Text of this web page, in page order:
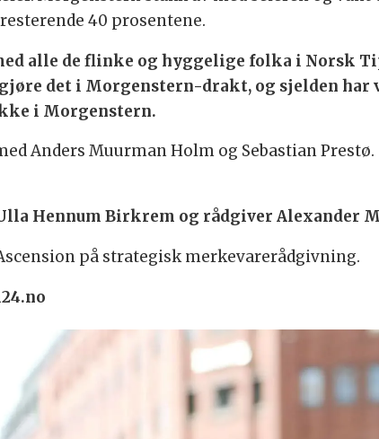
40 prosentene.
alle de flinke og hyggelige folka i Norsk
det i Morgenstern-drakt, og sjelden
i Morgenstern.
Anders Muurman Holm og Sebastian Prestø.
Hennum Birkrem og rådgiver Alexander
på strategisk merkevarerådgivning.